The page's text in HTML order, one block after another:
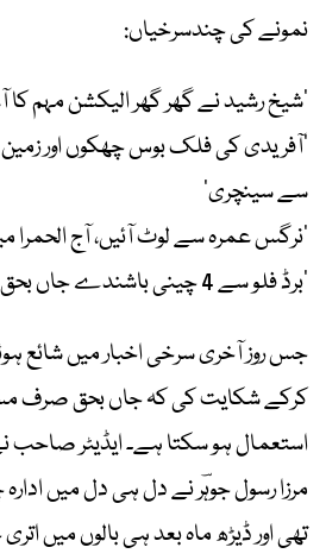
نمونے کی چندسرخیاں:
’شیخ رشید نے گھر گھر الیکشن مہم کا
’آفریدی کی فلک بوس چھکوں اور
سے سینچری‘
’نرگس عمرہ سے لوٹ آئیں، آج الحمرا
’برڈ فلو سے 4 چینی باشندے جاں بحق‘
جس روز آخری سرخی اخبار میں شائع
کرکے شکایت کی کہ جاں بحق صرف
استعمال ہو سکتا ہے۔ ایڈیٹر صاحب
مرزا رسول جوہؔر نے دل ہی دل میں
تھی اور ڈیڑھ ماہ بعد ہی بالوں میں